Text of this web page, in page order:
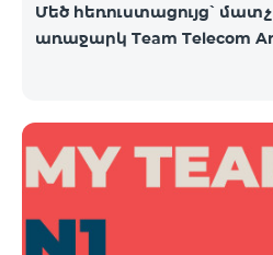
Մեծ հեռուստացույց՝
առաջարկ Team Telecom